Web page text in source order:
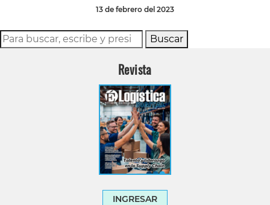
13 de febrero del 2023
Buscar
Revista
INGRESAR